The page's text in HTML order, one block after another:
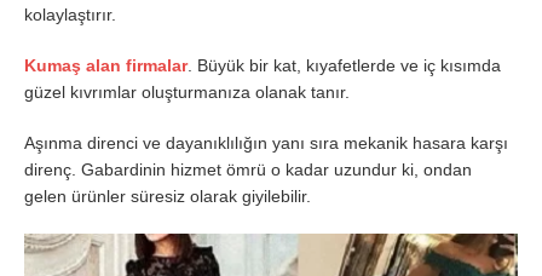
kolaylaştırır.
Kumaş alan firmalar. Büyük bir kat, kıyafetlerde ve iç kısımda
güzel kıvrımlar oluşturmanıza olanak tanır.
Aşınma direnci ve dayanıklılığın yanı sıra mekanik hasara karşı
direnç. Gabardinin hizmet ömrü o kadar uzundur ki, ondan
gelen ürünler süresiz olarak giyilebilir.